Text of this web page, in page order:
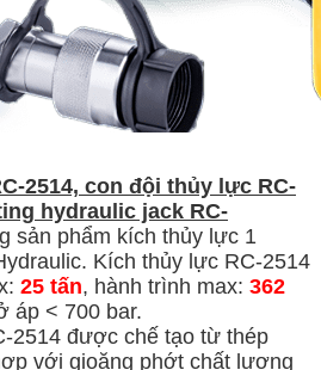
2514, con đội thủy lực RC-
hydraulic jack RC-
sản phẩm kích thủy lực 1
Kích thủy lực RC-2514
25 tấn, hành trình max: 362
áp < 700 bar.
2514 được chế tạo từ thép
với gioăng phớt chất lượng